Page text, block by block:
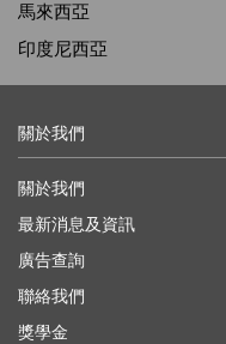
馬來西亞
印度尼西亞
關於我們
關於我們
最新消息及資訊
廣告查詢
聯絡我們
獎學金